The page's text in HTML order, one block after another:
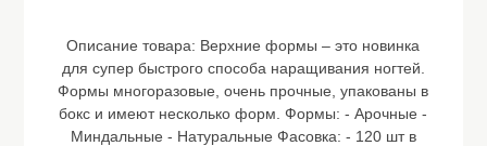
Описание товара: Верхние формы – это новинка
для супер быстрого способа наращивания ногтей.
Формы многоразовые, очень прочные, упакованы в
бокс и имеют несколько форм. Формы: - Арочные -
Миндальные - Натуральные Фасовка: - 120 шт в